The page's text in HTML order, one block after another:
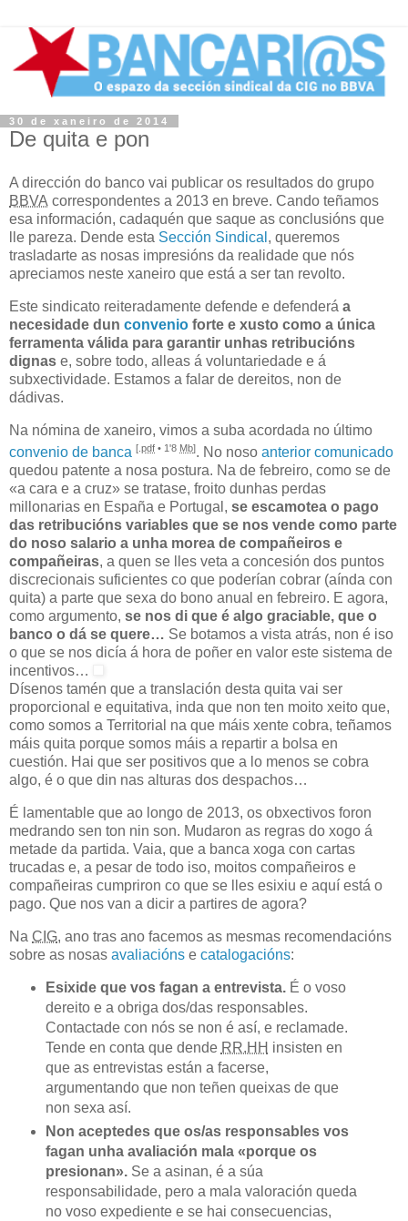
30 de xaneiro de 2014
De quita e pon
A dirección do banco vai publicar os resultados do grupo
BBVA correspondentes a 2013 en breve. Cando teñamos
esa información, cadaquén que saque as conclusións que
lle pareza. Dende esta Sección Sindical , queremos
trasladarte as nosas impresións da realidade que nós
apreciamos neste xaneiro que está a ser tan revolto.
Este sindicato reiteradamente defende e defenderá a
necesidade dun convenio forte e xusto como a única
ferramenta válida para garantir unhas retribucións
dignas e, sobre todo, alleas á voluntariedade e á
subxectividade. Estamos a falar de dereitos, non de
dádivas.
Na nómina de xaneiro, vimos a suba acordada no último
convenio de banca [. pdf • 1'8 Mb]. No noso anterior comunicado
quedou patente a nosa postura. Na de febreiro, como se de
«a cara e a cruz» se tratase, froito dunhas perdas
millonarias en España e Portugal, se escamotea o pago
das retribucións variables que se nos vende como parte
do noso salario a unha morea de compañeiros e
compañeiras, a quen se lles veta a concesión dos puntos
discrecionais suficientes co que poderían cobrar (aínda con
quita) a parte que sexa do bono anual en febreiro. E agora,
como argumento, se nos di que é algo graciable, que o
banco o dá se quere… Se botamos a vista atrás, non é iso
o que se nos dicía á hora de poñer en valor este sistema de
incentivos…
Dísenos tamén que a translación desta quita vai ser
proporcional e equitativa, inda que non ten moito xeito que,
como somos a Territorial na que máis xente cobra, teñamos
máis quita porque somos máis a repartir a bolsa en
cuestión. Hai que ser positivos que a lo menos se cobra
algo, é o que din nas alturas dos despachos…
É lamentable que ao longo de 2013, os obxectivos foron
medrando sen ton nin son. Mudaron as regras do xogo á
metade da partida. Vaia, que a banca xoga con cartas
trucadas e, a pesar de todo iso, moitos compañeiros e
compañeiras cumpriron co que se lles esixiu e aquí está o
pago. Que nos van a dicir a partires de agora?
Na CIG, ano tras ano facemos as mesmas recomendacións
sobre as nosas avaliacións e catalogacións:
Esixide que vos fagan a entrevista.É o voso
dereito e a obriga dos/das responsables.
Contactade con nós se non é así, e reclamade.
Tende en conta que dende RR.HH insisten en
que as entrevistas están a facerse,
argumentando que non teñen queixas de que
non sexa así.
Non aceptedes que os/as responsables vos
fagan unha avaliación mala «porque os
presionan».Se a asinan, é a súa
responsabilidade, pero a mala valoración queda
no voso expediente e se hai consecuencias,